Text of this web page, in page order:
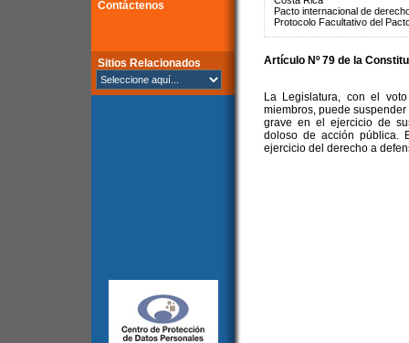
Contáctenos
Sitios Relacionados
Pacto internacional de
Protocolo Facultativo del
Artículo Nº 79 de la
La Legislatura, con el
miembros, puede
grave en el ejercicio de
doloso de acción pública.
ejercicio del derecho a